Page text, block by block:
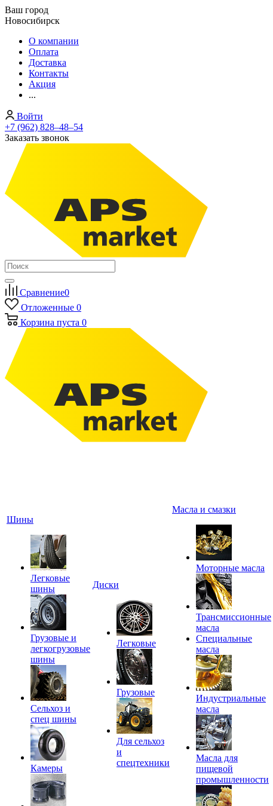
Ваш город
Новосибирск
О компании
Оплата
Доставка
Контакты
Акция
...
Войти
+7 (962) 828‒48‒54
Заказать звонок
Сравнение0
Отложенные 0
Корзина пуста 0
Шины
Легковые
шины
Грузовые и
легкогрузовые
шины
Сельхоз и
спец шины
Камеры
Диски
Легковые
Грузовые
Для сельхоз
и
спецтехники
Масла и смазки
Моторные масла
Трансмиссионные
масла
Специальные
масла
Индустриальные
масла
Масла для
пищевой
промышленности